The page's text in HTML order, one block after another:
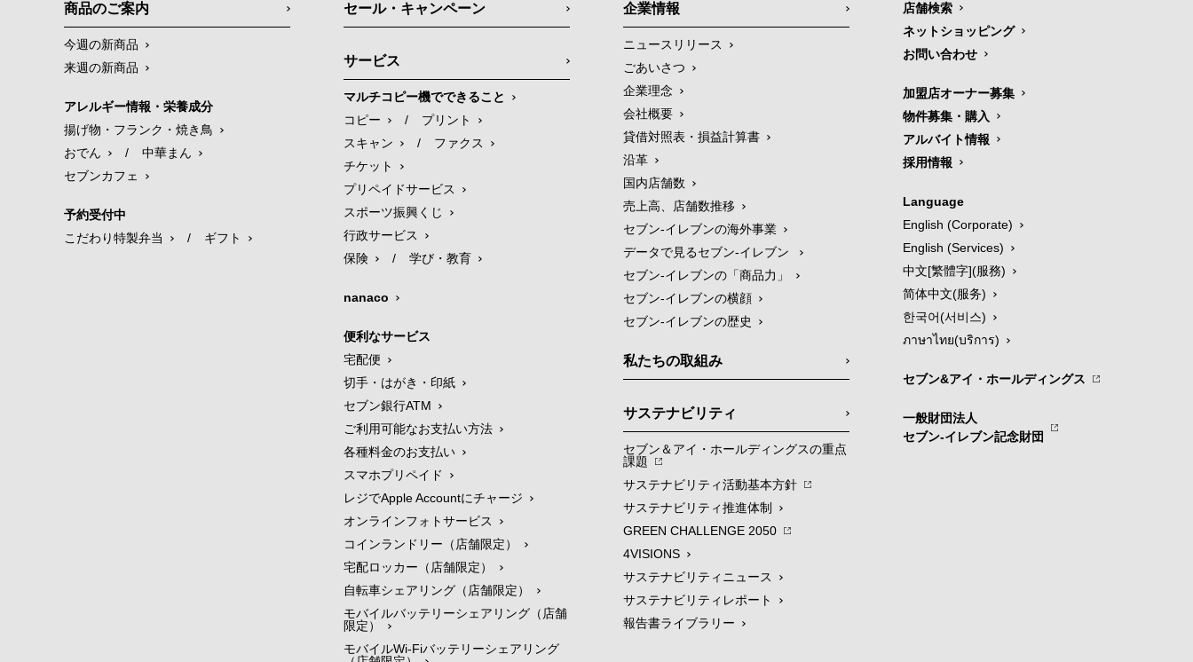
商品のご案内
今週の新商品
来週の新商品
アレルギー情報・栄養成分
揚げ物・フランク・焼き鳥
おでん
/
中華まん
セブンカフェ
予約受付中
こだわり特製弁当
/ ギフト
セール・キャンペーン
サービス
マルチコピー機でできること
コピー
/
プリント
スキャン
/
ファクス
チケット
プリペイドサービス
スポーツ振興くじ
行政サービス
保険
/ 学び・教育
nanaco
便利なサービス
宅配便
切手・はがき・印紙
セブン銀行ATM
ご利用可能なお支払い方法
各種料金のお支払い
スマホプリペイド
レジでApple Accountにチャージ
オンラインフォトサービス
コインランドリー（店舗限定）
宅配ロッカー（店舗限定）
自転車シェアリング（店舗限定）
モバイルバッテリーシェアリング（店舗
限定）
モバイルWi-Fiバッテリーシェアリング
企業情報
ニュースリリース
ごあいさつ
企業理念
会社概要
貸借対照表・損益計算書
沿革
国内店舗数
売上高、店舗数推移
セブン‐イレブンの海外事業
データで見るセブン‐イレブン
セブン‐イレブンの「商品力」
セブン-イレブンの横顔
セブン-イレブンの歴史
私たちの取組み
サステナビリティ
セブン＆アイ・ホールディングスの重点
課題
サステナビリティ活動基本方針
サステナビリティ推進体制
GREEN CHALLENGE 2050
4VISIONS
サステナビリティニュース
サステナビリティレポート
報告書ライブラリー
店舗検索
ネットショッピング
お問い合わせ
加盟店オーナー募集
物件募集・購入
アルバイト情報
採用情報
Language
English (Corporate)
English (Services)
中文[繁體字](服務)
简体中文(服务)
한국어(서비스)
ภาษาไทย(บริการ)
セブン&アイ・ホールディングス
一般財団法人
セブン-イレブン記念財団